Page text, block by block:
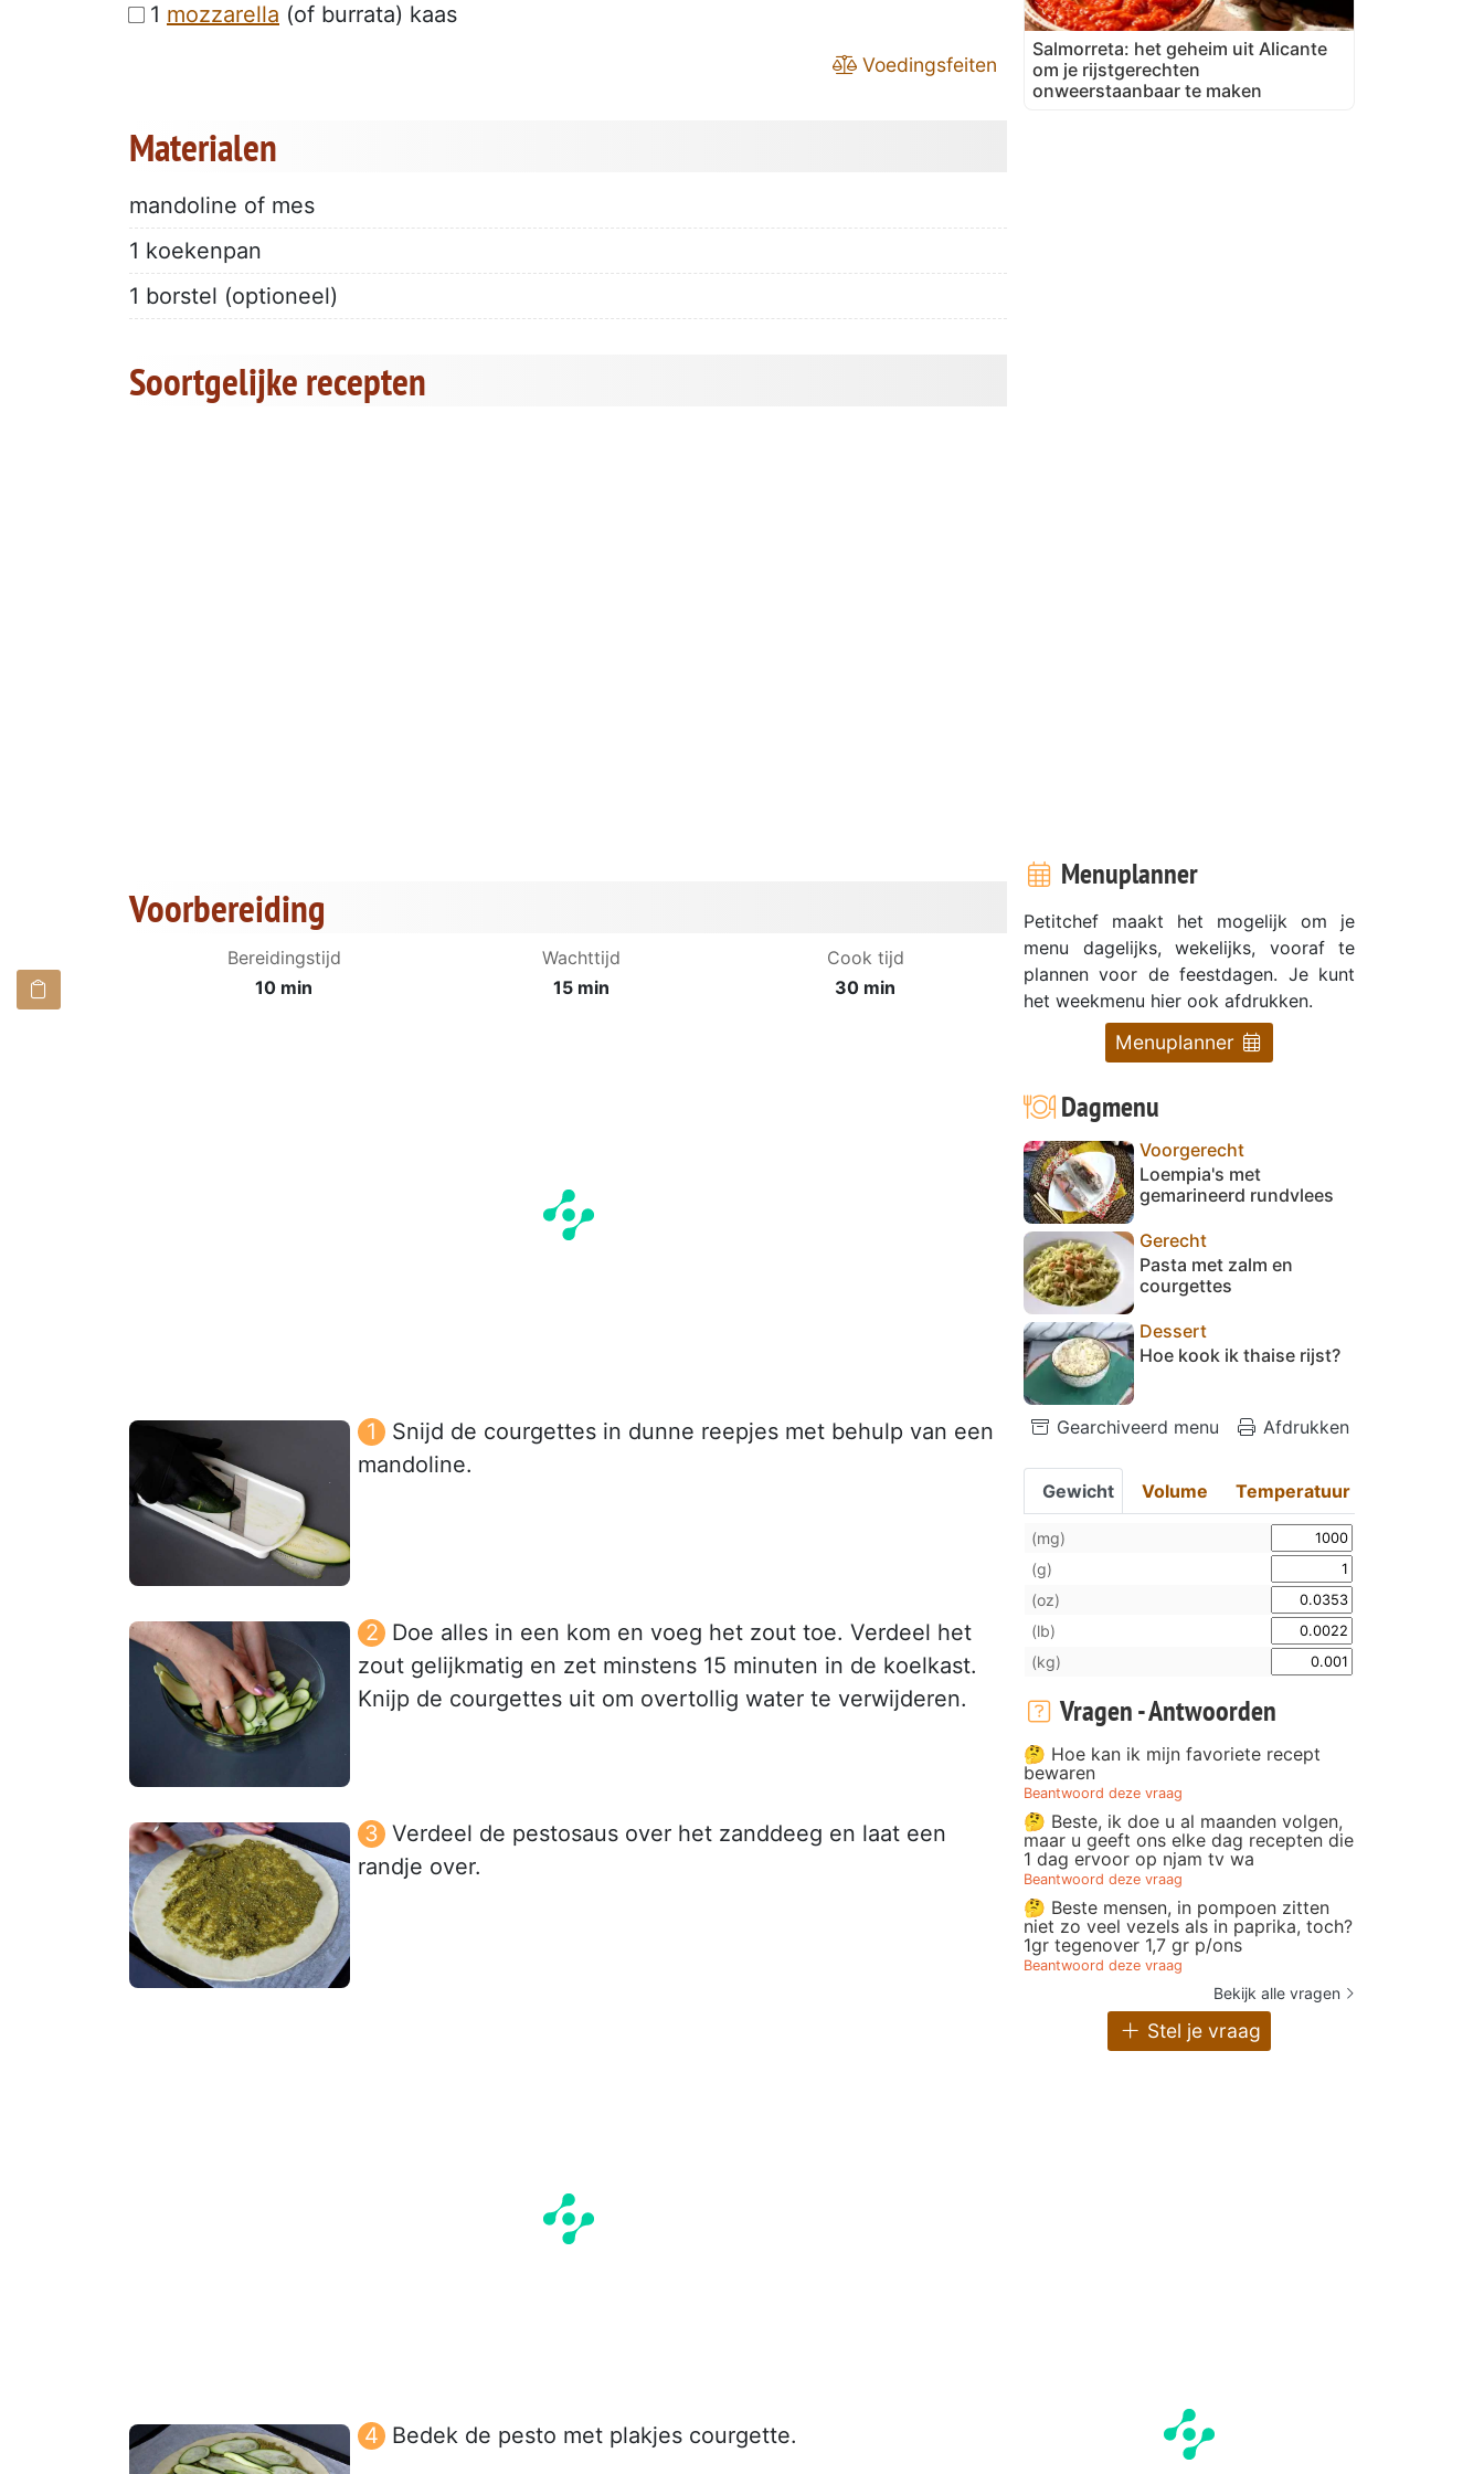
1 mozzarella (of burrata) kaas
Voedingsfeiten
Materialen
mandoline of mes
1 koekenpan
1 borstel (optioneel)
Soortgelijke recepten
Voorbereiding
Bereidingstijd
10 min
Wachttijd
15 min
Cook tijd
30 min
Snijd de courgettes in dunne reepjes met behulp van een
mandoline.
Doe alles in een kom en voeg het zout toe. Verdeel het
zout gelijkmatig en zet minstens 15 minuten in de koelkast.
Knijp de courgettes uit om overtollig water te verwijderen.
Verdeel de pestosaus over het zanddeeg en laat een
randje over.
Bedek de pesto met plakjes courgette.
Salmorreta: het geheim uit Alicante
om je rijstgerechten
onweerstaanbaar te maken
Menuplanner
Petitchef maakt het mogelijk om je
menu dagelijks, wekelijks, vooraf te
plannen voor de feestdagen. Je kunt
het weekmenu hier ook afdrukken.
Menuplanner
Dagmenu
Voorgerecht
Loempia's met
gemarineerd rundvlees
Gerecht
Pasta met zalm en
courgettes
Dessert
Hoe kook ik thaise rijst?
Gearchiveerd menu Afdrukken
Gewicht Volume Temperatuur
(mg)
(g)
(oz)
(lb)
(kg)
Vragen - Antwoorden
🤔 Hoe kan ik mijn favoriete recept
bewaren
Beantwoord deze vraag
🤔 Beste, ik doe u al maanden volgen,
maar u geeft ons elke dag recepten die
1 dag ervoor op njam tv wa
Beantwoord deze vraag
🤔 Beste mensen, in pompoen zitten
niet zo veel vezels als in paprika, toch?
1gr tegenover 1,7 gr p/ons
Beantwoord deze vraag
Bekijk alle vragen
Stel je vraag